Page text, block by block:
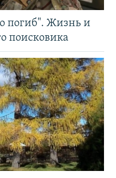
погиб". Жизнь и
поисковика